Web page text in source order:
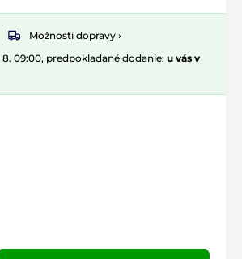
Možnosti dopravy ›
8. 09:00, predpokladané dodanie: u vás v